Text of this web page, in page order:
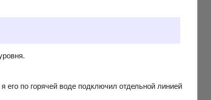
его по горячей воде подключил отдельной линией